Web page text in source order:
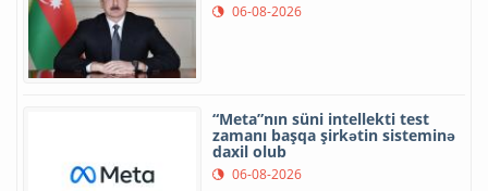
06-08-2026
“Meta”nın süni intellekti test
zamanı başqa şirkətin sisteminə
daxil olub
06-08-2026